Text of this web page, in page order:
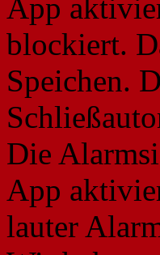
App
blockiert.
Speichen.
Die
App
lauter